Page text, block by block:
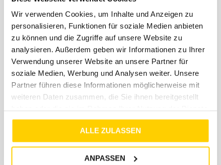
Wir verwenden Cookies, um Inhalte und Anzeigen zu
personalisieren, Funktionen für soziale Medien anbieten
zu können und die Zugriffe auf unsere Website zu
analysieren. Außerdem geben wir Informationen zu Ihrer
Verwendung unserer Website an unsere Partner für
soziale Medien, Werbung und Analysen weiter. Unsere
Partner führen diese Informationen möglicherweise mit
weiteren Daten zusammen, die Sie ihnen bereitgestellt
gesammelt haben.
ALLE ZULASSEN
ANPASSEN
Schneller Versand
DHL. Mit der Versandbestätigung erhältst du von
genau weißt, wo dein Paket ist und wann es bei dir
eintrifft